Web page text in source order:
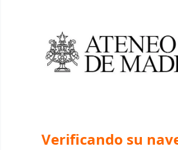
Verificando su